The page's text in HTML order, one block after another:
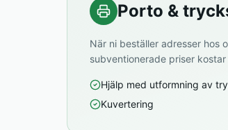
Porto &
När ni beställer adresser hos
subventionerade priser
Hjälp med utformning av
Kuvertering